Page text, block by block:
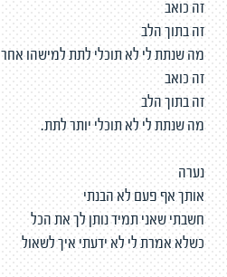
זה כואב
זה בתוך הלב
מה שנתת לי לא תוכלי לתת למישהו אחר
זה כואב
זה בתוך הלב
מה שנתת לי לא תוכלי יותר לתת.
נערה
אותך אף פעם לא הבנתי
חשבתי שאני תמיד נותן לך את הכל
כשלא אמרת לי לא ידעתי איך לשאול